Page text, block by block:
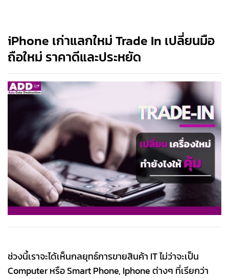
iPhone เก่าแลกใหม่ Trade In เปลี่ยนมือ
ถือใหม่ ราคาดีและประหยัด
ช่วงนี้เราจะได้เห็นกลยุทธ์การขายสินค้า IT ไม่ว่าจะเป็น
Computer หรือ Smart Phone, Iphone ต่างๆ ที่เรียกว่า